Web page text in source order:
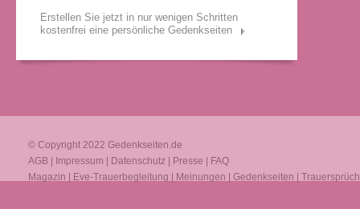
Erstellen Sie jetzt in nur wenigen Schritten
kostenfrei eine persönliche Gedenkseiten
© Copyright 2022 Gedenkseiten.de
AGB
Impressum Datenschutz Presse
FAQ
Magazin
Eve-Trauerbegleitung Meinungen Gedenkseiten